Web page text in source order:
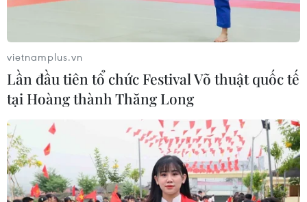
vietnamplus.vn
Lần đầu tiên tổ chức Festival Võ thuật quốc tế
tại Hoàng thành Thăng Long